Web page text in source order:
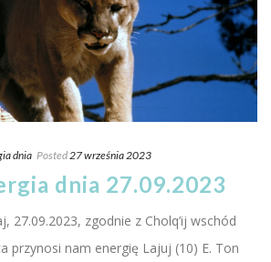
dnia Posted27 września 2023
dnia 27.09.2023
27.09.2023, zgodnie z Cholq’ij wschód
przynosi nam energię Lajuj (10) E. Ton